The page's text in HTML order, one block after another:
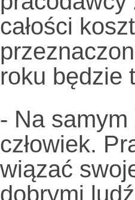
całości
roku będzie
- Na
człowiek.
wiązać
dobrymi